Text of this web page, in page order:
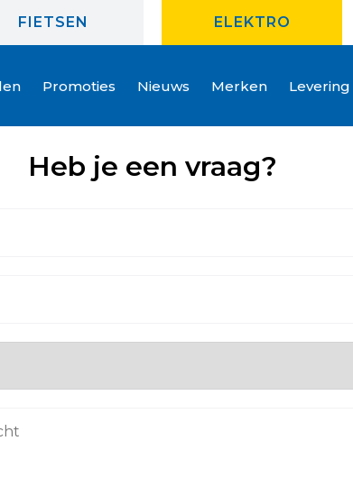
FIETSEN ELEKTRO
Promoties Nieuws Merken Levering
Heb je een vraag?